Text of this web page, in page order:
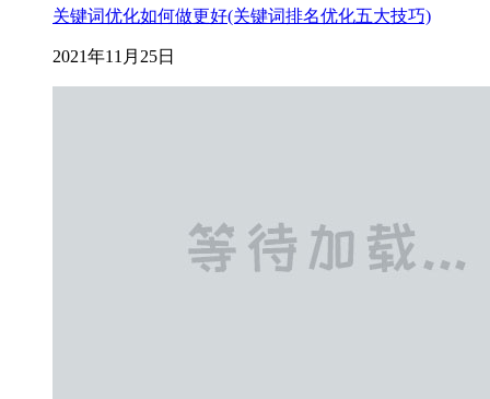
关键词优化如何做更好(关键词排名优化五大技巧)
2021年11月25日